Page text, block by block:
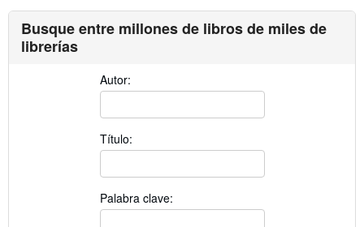
Busque entre millones de libros de miles de
librerías
Autor:
Título:
Palabra clave: